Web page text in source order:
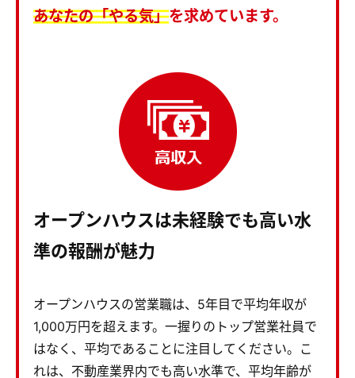
あなたの「やる気」を求めています。
オープンハウスは未経験でも高い水
準の報酬が魅力
オープンハウスの営業職は、5年目で平均年収が
1,000万円を超えます。一握りのトップ営業社員で
はなく、平均であることに注目してください。こ
れは、不動産業界内でも高い水準で、平均年齢が